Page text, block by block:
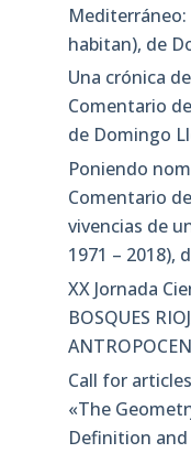
Mediterráneo:
habitan), de
Una crónica
Comentario
de Domingo
Poniendo
Comentario
vivencias de
1971 – 2018),
XX Jornada
BOSQUES
Call for
«The
Definition